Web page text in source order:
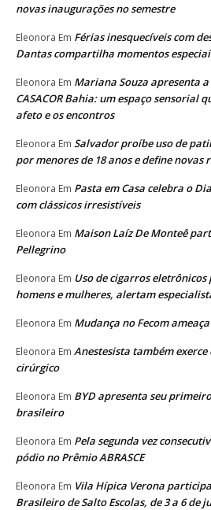
novas inaugurações no semestre
Eleonora Em Férias inesquecíveis com
Dantas compartilha momentos
Eleonora Em Mariana Souza apresenta
CASACOR Bahia: um espaço sensorial
afeto e os encontros
Eleonora Em Salvador proíbe uso de
por menores de 18 anos e define novas
Eleonora Em Pasta em Casa celebra o
com clássicos irresistíveis
Eleonora Em Maison Laíz De Monteê
Pellegrino
Eleonora Em Uso de cigarros
homens e mulheres, alertam
Eleonora Em Mudança no Fecom
Eleonora Em Anestesista também
cirúrgico
Eleonora Em BYD apresenta seu
brasileiro
Eleonora Em Pela segunda vez
pódio no Prêmio ABRASCE
Eleonora Em Vila Hípica Verona
Brasileiro de Salto Escolas, de 3 a 6 de